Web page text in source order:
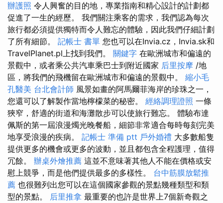
辦護照 令人興奮的目的地，專業指南和精心設計的計劃都
促進了一生的經歷。 我們關注乘客的需求，我們認為每次
旅行都必須提供獨特而令人難忘的體驗，因此我們仔細計劃
了所有細節。 記帳士 書單 您也可以在Invia.cz，Invia.sk和
TravelPlanet.pl上找到我們。 關鍵字 在歐洲城市和偏遠的
景觀中，或者乘公共汽車乘巴士到附近國家 后里按摩 /地
區，將我們的飛機留在歐洲城市和偏遠的景觀中。 縮小毛
孔醫美 台北會計師 風景如畫的阿馬爾菲海岸的珍珠之一，
您還可以了解製作當地檸檬菜的秘密。 經絡調理證照 一條
狹窄，舒適的街道和海灘散步可以使旅行難忘。 體驗布達
佩斯的第一屆浪漫燭光晚餐船，細節非常適合每時每刻完美
地享受浪漫的疾病。 記帳士 準備 ptt 戶外婚禮 大多數船隻
提供更多的機會或更多的波動，並且都包含全程護理，值得
冗餘。 辦桌外燴推薦 這並不意味著其他人不能在價格或安
慰上競爭，而是他們提供最多的多樣性。 台中筋膜放鬆推
薦 也很難列出您可以在這個國家參觀的景點幾種類型和類
型的景點。 后里推拿 最重要的也許是世界上7個新奇觀之